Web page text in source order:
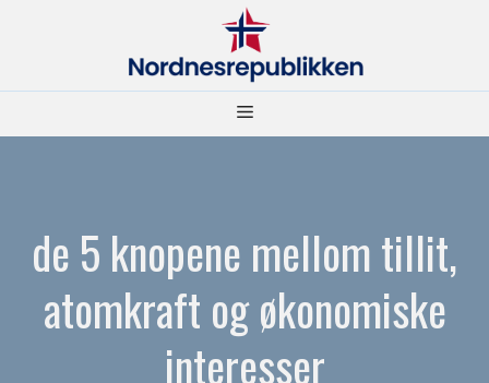
Meny
de 5 knopene mellom tillit,
atomkraft og økonomiske
interesser